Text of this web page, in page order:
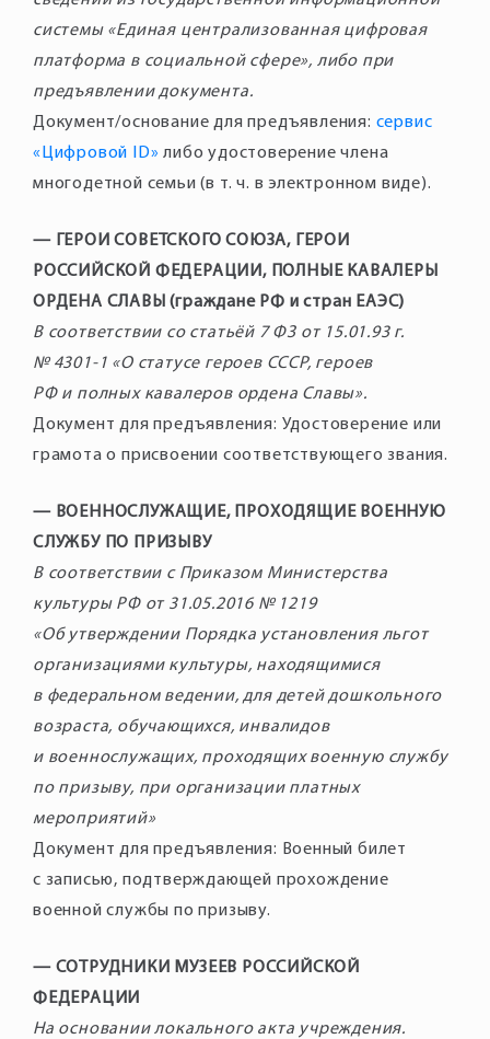
системы «Единая централизованная цифровая
платформа в социальной сфере», либо при
предъявлении документа.
Документ/основание для предъявления: сервис
«Цифровой ID» либо удостоверение члена
многодетной семьи (в т. ч. в электронном виде).
— ГЕРОИ СОВЕТСКОГО СОЮЗА, ГЕРОИ
РОССИЙСКОЙ ФЕДЕРАЦИИ, ПОЛНЫЕ КАВАЛЕРЫ
ОРДЕНА СЛАВЫ (граждане РФ и стран ЕАЭС)
В соответствии со статьёй 7 ФЗ от 15.01.93 г.
№ 4301-1 «О статусе героев СССР, героев
РФ и полных кавалеров ордена Славы».
Документ для предъявления: Удостоверение или
грамота о присвоении соответствующего звания.
— ВОЕННОСЛУЖАЩИЕ, ПРОХОДЯЩИЕ ВОЕННУЮ
СЛУЖБУ ПО ПРИЗЫВУ
В соответствии с Приказом Министерства
культуры РФ от 31.05.2016 № 1219
«Об утверждении Порядка установления льгот
организациями культуры, находящимися
в федеральном ведении, для детей дошкольного
возраста, обучающихся, инвалидов
и военнослужащих, проходящих военную службу
по призыву, при организации платных
мероприятий»
Документ для предъявления: Военный билет
с записью, подтверждающей прохождение
военной службы по призыву.
— СОТРУДНИКИ МУЗЕЕВ РОССИЙСКОЙ
ФЕДЕРАЦИИ
На основании локального акта учреждения.